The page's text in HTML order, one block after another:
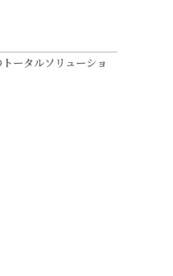
ータルソリューショ